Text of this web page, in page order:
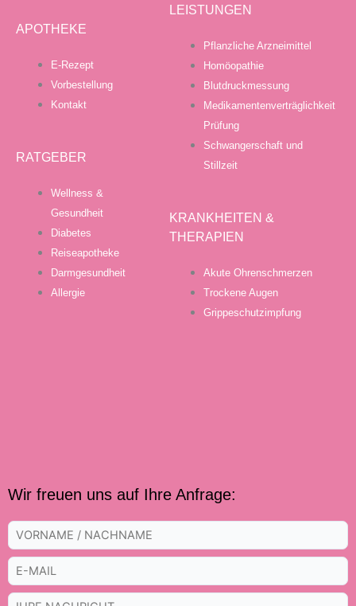
APOTHEKE
E-Rezept
Vorbestellung
Kontakt
RATGEBER
Wellness &
Gesundheit
Diabetes
Reiseapotheke
Darmgesundheit
Allergie
LEISTUNGEN
Pflanzliche Arzneimittel
Homöopathie
Blutdruckmessung
Medikamentenverträglichkeit
Prüfung
Schwangerschaft und
Stillzeit
KRANKHEITEN &
THERAPIEN
Akute Ohrenschmerzen
Trockene Augen
Grippeschutzimpfung
Wir freuen uns auf Ihre Anfrage: